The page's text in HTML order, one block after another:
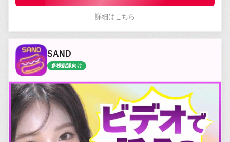
詳細はこちら
SAND
多機能派向け